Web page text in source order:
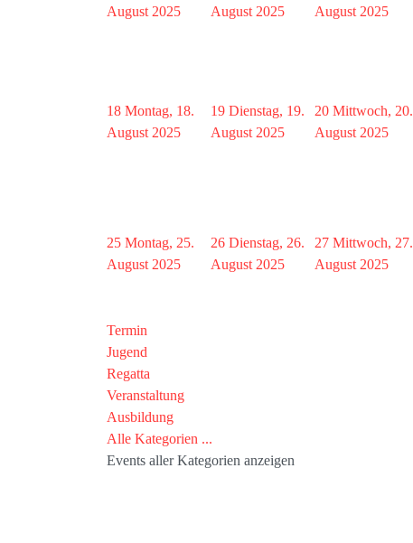
August 2025
August 2025
August 2025
18 Montag, 18.
August 2025
19 Dienstag, 19.
August 2025
20 Mittwoch, 20.
August 2025
25 Montag, 25.
August 2025
26 Dienstag, 26.
August 2025
27 Mittwoch, 27.
August 2025
Termin
Jugend
Regatta
Veranstaltung
Ausbildung
Alle Kategorien ...
Events aller Kategorien anzeigen